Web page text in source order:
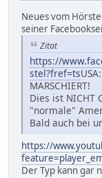
Neues vom
seiner
Zitat
https://
stel?fref=ts
MARSCHIERT!
Dies ist NICHT
"normale"
Bald auch bei
https://
Der Typ kann gar